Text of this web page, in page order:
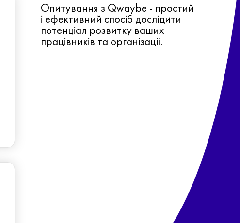
Опитування з Qwaybe - простий
і ефективний спосіб дослідити
потенціал розвитку ваших
працівників та організації.